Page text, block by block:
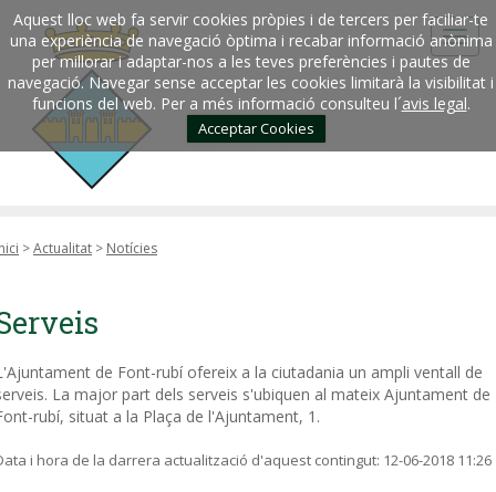
Aquest lloc web fa servir cookies pròpies i de tercers per faciliar-te
una experiència de navegació òptima i recabar informació anònima
per millorar i adaptar-nos a les teves preferències i pautes de
navegació. Navegar sense acceptar les cookies limitarà la visibilitat i
funcions del web. Per a més informació consulteu l´avis legal.
Acceptar Cookies
>Actualitat > Notícies
de Font-rubí ofereix a la ciutadania un ampli ventall de
La major part dels serveis s'ubiquen al mateix Ajuntament de
rubí, situat a la Plaça de l'Ajuntament, 1.
i hora de la darrera actualització d'aquest contingut: 12-06-2018 11:26